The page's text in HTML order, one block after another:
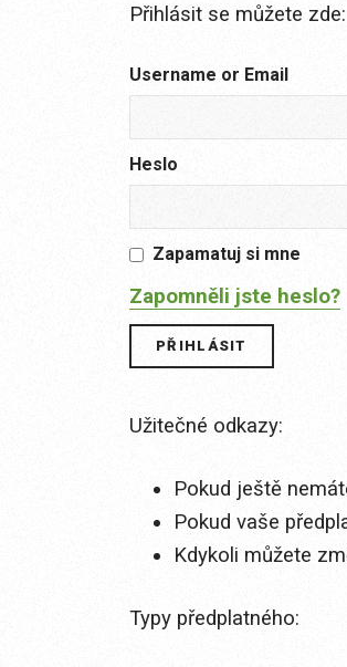
Přihlásit se můžete zde:
Username or Email
Heslo
Zapamatuj si mne
Zapomněli jste heslo?
Užitečné odkazy:
Pokud ještě
Pokud vaše
Kdykoli můžete
Typy předplatného: